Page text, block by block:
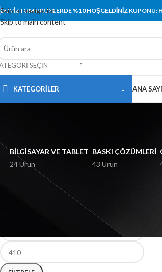
Skip to navigation
Skip to main content
DÖVIZTÜM ÜRÜNLERDE %10 HOŞGELDİNİZ KUPONU:
SEÇIN
KATEGORİLER ANA
BILGISAYAR VE TABLET
24 Ürün
BASKI ÇÖZÜMLERI
43 Ürün
FIYATA GÖRE FILTRELE